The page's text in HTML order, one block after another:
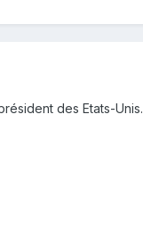
des Etats-Unis.